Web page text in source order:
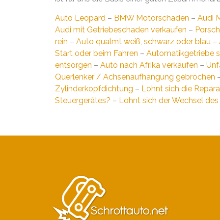
Auto Leopard – BMW Motorschaden – Audi
Audi mit Getriebeschaden verkaufen –
rein – Auto qualmt weiß, schwarz oder blau –
Start oder beim Fahren – Automatikgetriebe
entsorgen – Auto nach Afrika verkaufen –
Querlenker / Achsenaufhängung gebrochen
Zylinderkopfdichtung – Lohnt sich die
Steuergerätes? – Lohnt sich der Wechsel